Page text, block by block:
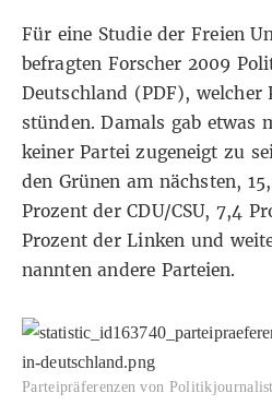
Für eine Studie der Freien
befragten Forscher 2009
Deutschland (PDF), welcher
stünden. Damals gab etwas
keiner Partei zugeneigt zu
den Grünen am nächsten,
Prozent der CDU/CSU, 7,4
Prozent der Linken und
nannten andere Parteien.
Parteipräferenzen von